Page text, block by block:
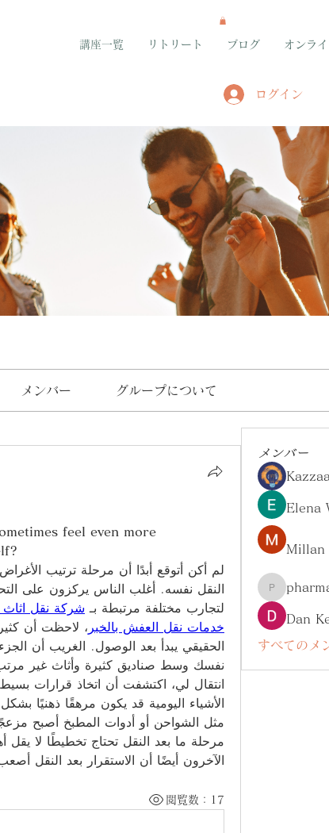
講座一覧 リトリート ブログ オンラ
ログイン
メンバー グループについて
feel even more
لتجارب مختلفة مرتبطة بـ شركة نقل اثاث
خدمات نقل العفش بالخبر
الآخرون أيضًا أن الاستقرار بعد النقل
閲覧数：17
メンバー
Elena
Millan
Dan
すべてのメ